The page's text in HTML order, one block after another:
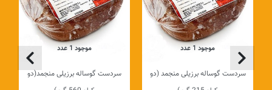
موجود 1 عدد
سردست گوساله برزیلی منجمد (دو
موجود 1 عدد
سردست گوساله برزیلی منجمد(دو